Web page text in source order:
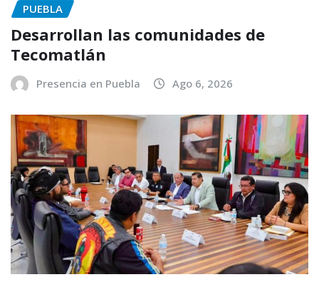
PUEBLA
Desarrollan las comunidades de
Tecomatlán
Presencia en Puebla Ago 6, 2026